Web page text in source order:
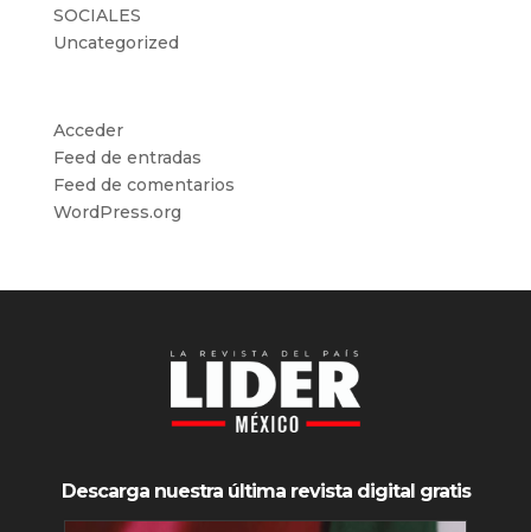
SOCIALES
Uncategorized
Acceder
Feed de entradas
Feed de comentarios
WordPress.org
Descarga nuestra última revista digital gratis